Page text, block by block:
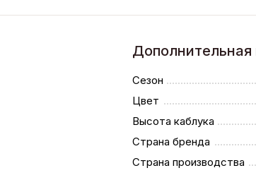
Сезон
Цвет
Высота каблука
Страна бренда
Страна производства